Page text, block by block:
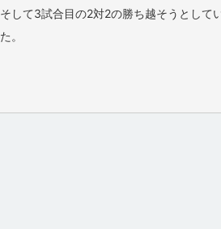
そして3試合目の2対2の勝ち越そうとして
た。